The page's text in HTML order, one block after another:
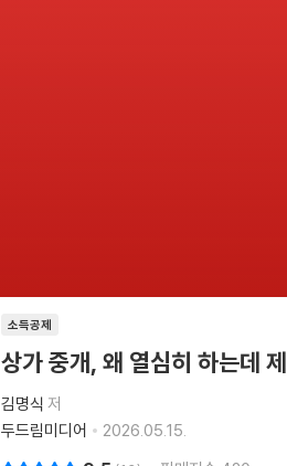
소득공제
상가 중개, 왜 열심히 하는데
김명식 저
두드림미디어
2026.05.15.